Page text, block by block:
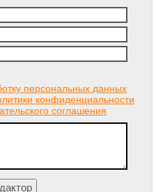
персональных данных
конфиденциальности
соглашения